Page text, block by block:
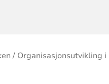
Organisasjonsutvikling i